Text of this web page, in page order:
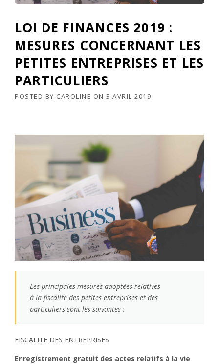
LOI DE FINANCES 2019 :
MESURES CONCERNANT LES
PETITES ENTREPRISES ET LES
PARTICULIERS
POSTED BY CAROLINE ON 3 AVRIL 2019
Les principales mesures adoptées relatives
à la fiscalité des petites entreprises et des
particuliers sont les suivantes :
FISCALITE DES ENTREPRISES
Enregistrement gratuit des actes relatifs à la vie